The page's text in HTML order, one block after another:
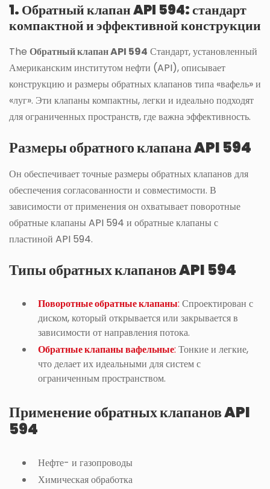
1. Обратный клапан API 594: стандарт
компактной и эффективной конструкции
The Обратный клапан API 594 Стандарт, установленный
Американским институтом нефти (API), описывает
конструкцию и размеры обратных клапанов типа «вафель» и
«луг». Эти клапаны компактны, легки и идеально подходят
для ограниченных пространств, где важна эффективность.
Размеры обратного клапана API 594
Он обеспечивает точные размеры обратных клапанов для
обеспечения согласованности и совместимости. В
зависимости от применения он охватывает поворотные
обратные клапаны API 594 и обратные клапаны с
пластиной API 594.
Типы обратных клапанов API 594
Поворотные обратные клапаны: Спроектирован с
диском, который открывается или закрывается в
зависимости от направления потока.
Обратные клапаны вафельные: Тонкие и легкие,
что делает их идеальными для систем с
ограниченным пространством.
Применение обратных клапанов API
594
Нефте- и газопроводы
Химическая обработка